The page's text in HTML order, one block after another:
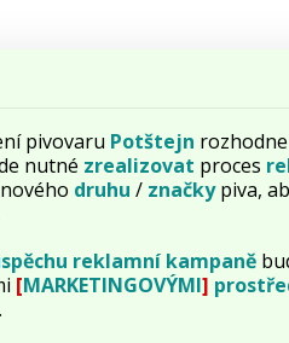
pivovaru Potštejn
nutné zrealizovat proces
nového druhu / značkypiva,
reklamní kampaně
[MARKETINGOVÝMI]
.